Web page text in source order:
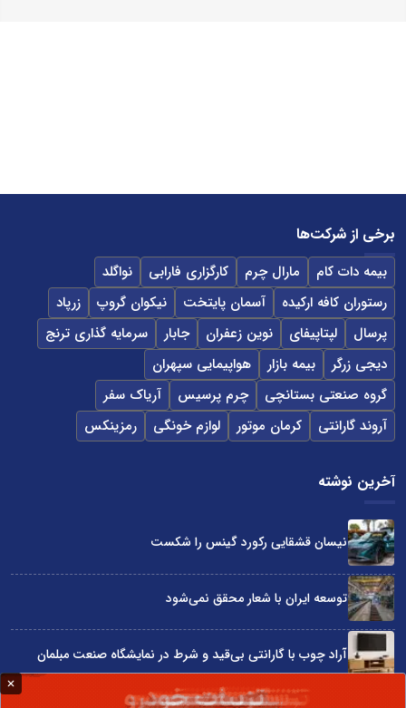
برخی از شرکت‌ها
بیمه دات کام مارال چرم کارگزاری فارابی
نواگلد
رستوران کافه ارکیده
آسمان پایتخت نیکوان گروپ
زرپاد
پرسال
لپتاپیفای نوین زعفران جابار
سرمایه گذاری ترنج
دیجی زرگر
بیمه بازار
هواپیمایی سپهران
گروه صنعتی بستانچی
چرم پرسیس
آریاک سفر
آروند گارانتی
کرمان موتور لوازم خونگی رمزینکس
آخرین نوشته
نیسان قشقایی رکورد گینس را شکست
توسعه ایران با شعار محقق نمی‌شود
آراد چوب با گارانتی بی‌قید و شرط در نمایشگاه صنعت مبلمان